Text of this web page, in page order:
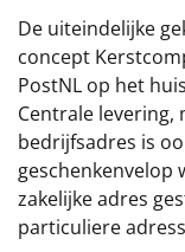
De uiteindelijke
concept
PostNL op het
Centrale
bedrijfsadres is
zakelijke adres
particuliere